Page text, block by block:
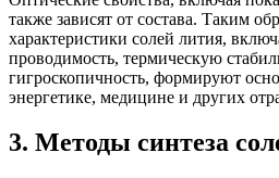
также зависят от состава. Таким
характеристики солей лития,
проводимость, термическую
гигроскопичность, формируют
энергетике, медицине и других
3. Методы синтеза